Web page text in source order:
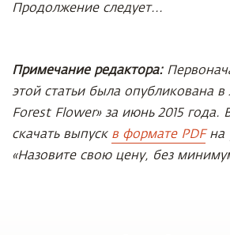
Продолжение следует...
Примечание редактора:
этой статьи была опубликована в
Forest Flower» за июнь 2015 года.
скачать выпуск в формате PDFна
«Назовите свою цену, без